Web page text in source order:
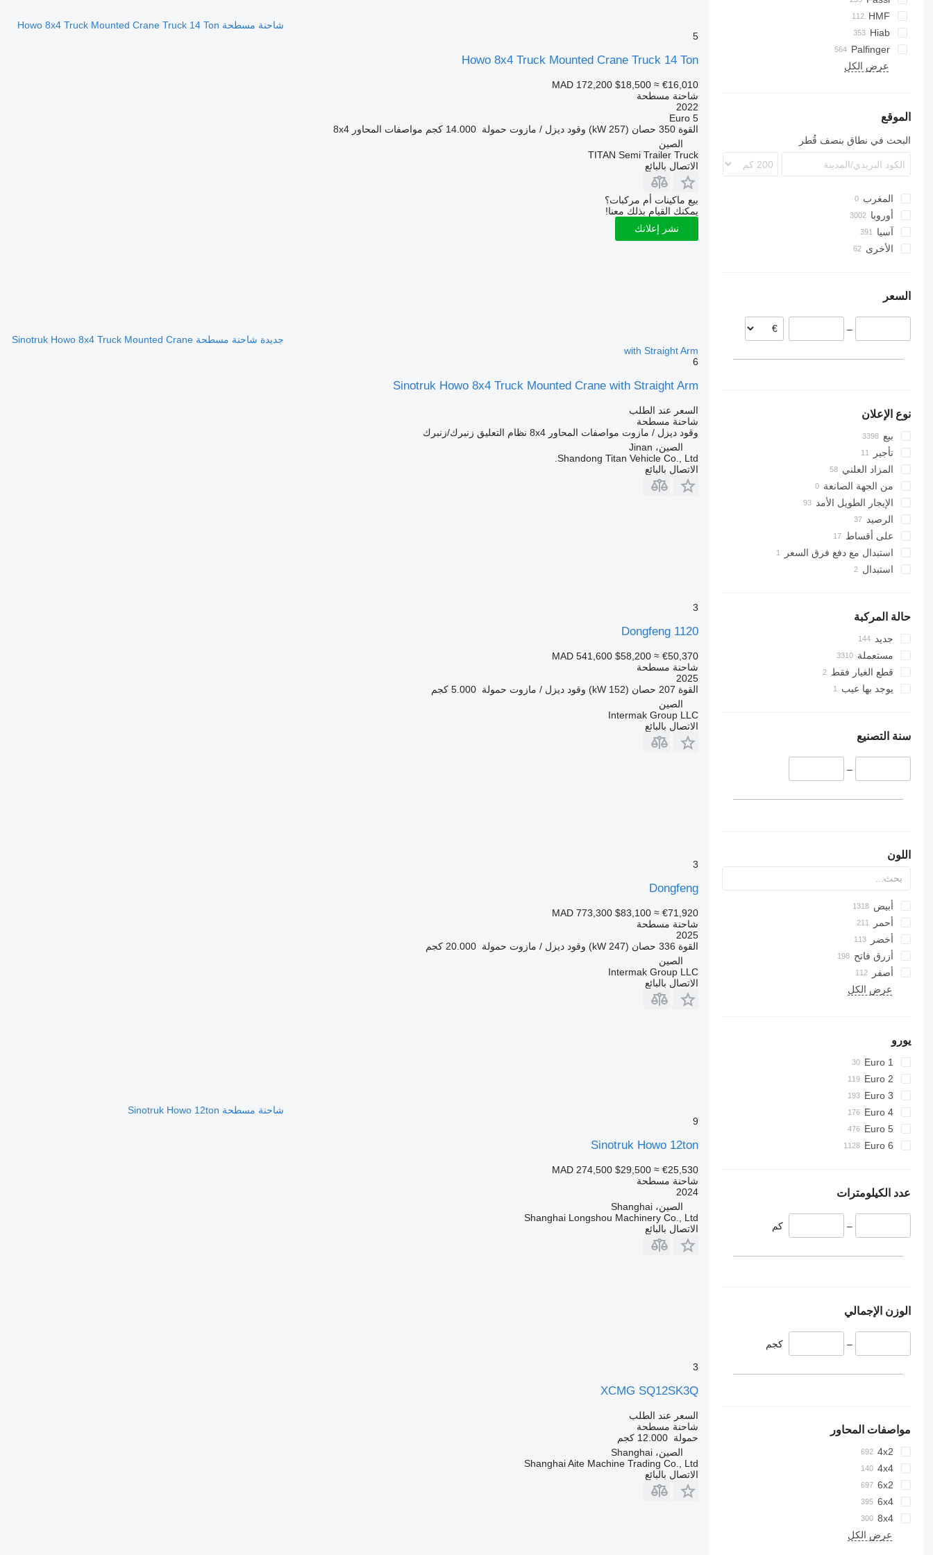
T-seriesHMF
Hiab
Palfinger
عرض الكل
الموقع
البحث في نطاق بنصف قُطر
المغرب
أوروبا
بولندا
بريطانيا
إسبانيا
آسيا
اليابان
أذربيجان
كازاخستان
الأخرى
بيرو
البرازيل
السعر
–
نوع الإعلان
بيع
تأجير
المزاد العلني
من الجهة الصانعة
الإيجار الطويل الأمد
الرصيد
على أقساط
استبدال مع دفع فرق السعر
استبدال
حالة المركبة
جديد
مستعملة
قطع الغيار فقط
يوجد بها عيب
سنة التصنيع
–
اللون
أبيض
أحمر
أخضر
أزرق فاتح
أصفر
عرض الكل
يورو
Euro 1
Euro 2
Euro 3
Euro 4
Euro 5
Euro 6
عدد الكيلومترات
– كم
الوزن الإجمالي
– كجم
مواصفات المحاور
4x2
4x4
6x2
6x4
8x4
عرض الكل
شاحنة مسطحة Howo 8x4 Truck Mounted Crane Truck 14 Ton
5
Howo 8x4 Truck Mounted Crane Truck 14 Ton
MAD 172,200 $18,500 ≈ €16,010
شاحنة مسطحة
2022
Euro 5
القوة 350 حصان (257 kW) وقود ديزل / مازوت حمولة 14.000 كجم مواصفات المحاور 8x4
الصين
TITAN Semi Trailer Truck
الاتصال بالبائع
بيع ماكينات أم مركبات؟
يمكنك القيام بذلك معنا!
نشر إعلانك
جديدة شاحنة مسطحة Sinotruk Howo 8x4 Truck Mounted Crane
with Straight Arm
6
Sinotruk Howo 8x4 Truck Mounted Crane with Straight Arm
السعر عند الطلب
شاحنة مسطحة
وقود ديزل / مازوت مواصفات المحاور 8x4 نظام التعليق زنبرك/زنبرك
الصين، Jinan
Shandong Titan Vehicle Co., Ltd.
الاتصال بالبائع
3
Dongfeng 1120
MAD 541,600 $58,200 ≈ €50,370
شاحنة مسطحة
2025
القوة 207 حصان (152 kW) وقود ديزل / مازوت حمولة 5.000 كجم
الصين
Intermak Group LLC
الاتصال بالبائع
3
Dongfeng
MAD 773,300 $83,100 ≈ €71,920
شاحنة مسطحة
2025
القوة 336 حصان (247 kW) وقود ديزل / مازوت حمولة 20.000 كجم
الصين
Intermak Group LLC
الاتصال بالبائع
شاحنة مسطحة Sinotruk Howo 12ton
9
Sinotruk Howo 12ton
MAD 274,500 $29,500 ≈ €25,530
شاحنة مسطحة
2024
الصين، Shanghai
Shanghai Longshou Machinery Co., Ltd
الاتصال بالبائع
3
XCMG SQ12SK3Q
السعر عند الطلب
شاحنة مسطحة
حمولة 12.000 كجم
الصين، Shanghai
Shanghai Aite Machine Trading Co., Ltd
الاتصال بالبائع